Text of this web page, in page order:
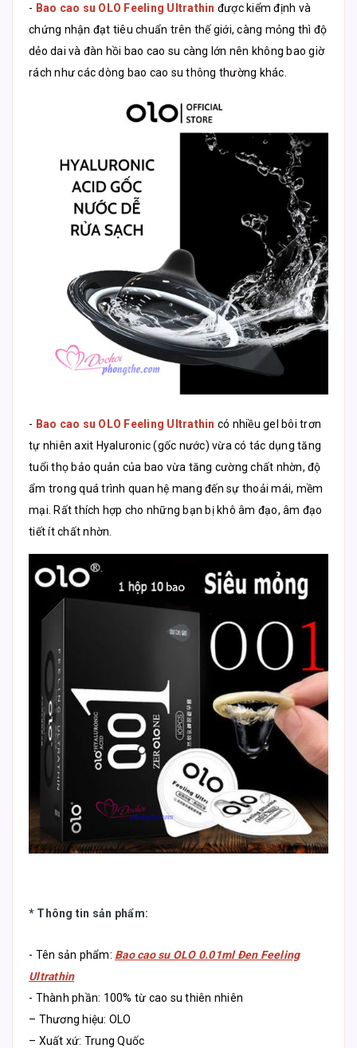
- Bao cao su OLO Feeling Ultrathin được kiểm định và
chứng nhận đạt tiêu chuẩn trên thế giới, càng mỏng thì độ
dẻo dai và đàn hồi bao cao su càng lớn nên không bao giờ
rách như các dòng bao cao su thông thường khác.
- Bao cao su OLO Feeling Ultrathin có nhiều gel bôi trơn
tự nhiên axit Hyaluronic (gốc nước) vừa có tác dụng tăng
tuổi thọ bảo quản của bao vừa tăng cường chất nhờn, độ
ẩm trong quá trình quan hệ mang đến sự thoải mái, mềm
mại. Rất thích hợp cho những bạn bị khô âm đạo, âm đạo
tiết ít chất nhờn.
* Thông tin sản phẩm:
- Tên sản phẩm: Bao cao su OLO 0.01ml Đen Feeling
Ultrathin
- Thành phần: 100% từ cao su thiên nhiên
– Thương hiệu: OLO
– Xuất xứ: Trung Quốc